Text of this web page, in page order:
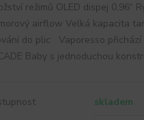
režimů OLED dispej 0,96“
airflow Velká kapacita
do plic Vaporesso přichází
Baby s jednoduchou
skladem